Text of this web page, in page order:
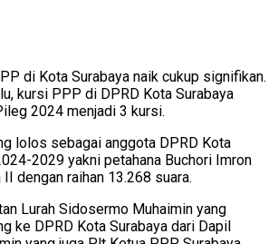
di Kota Surabaya naik cukup signifikan.
kursi PPP di DPRD Kota Surabaya
2024 menjadi 3 kursi.
lolos sebagai anggota DPRD Kota
2029 yakni petahana Buchori Imron
dengan raihan 13.268 suara.
Lurah Sidosermo Muhaimin yang
ke DPRD Kota Surabaya dari Dapil